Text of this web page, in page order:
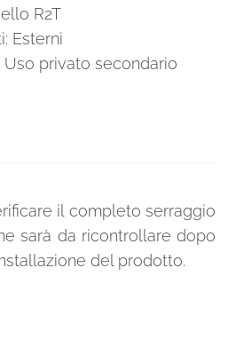
R2T
Esterni
Uso privato secondario
il completo serraggio
sarà da ricontrollare dopo
del prodotto.